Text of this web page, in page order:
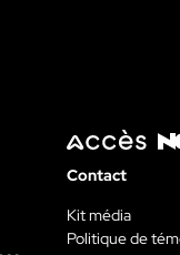
Contact
Kit média
Politique de